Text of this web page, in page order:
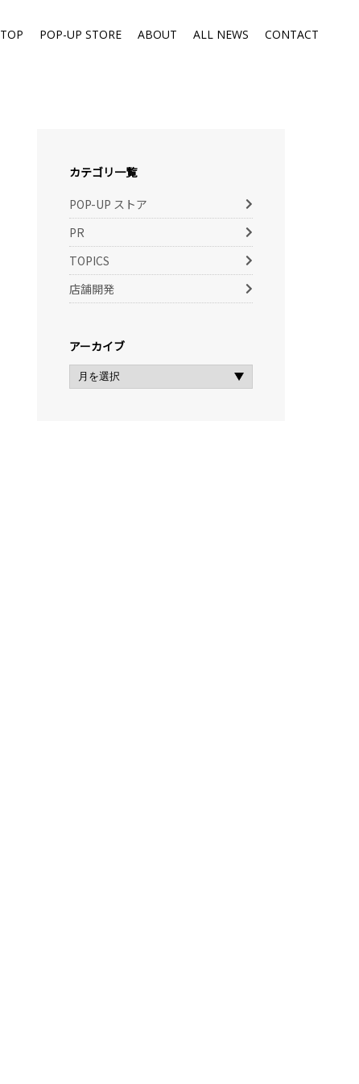
TOP POP-UP STORE ABOUT ALL NEWS CONTACT
カテゴリ一覧
POP-UP ストア
PR
TOPICS
店舗開発
アーカイブ